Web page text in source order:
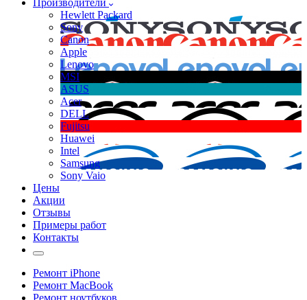
Производители
Hewlett Packard
Sony
Canon
Apple
Lenovo
MSI
ASUS
Acer
DELL
Fujitsu
Huawei
Intel
Samsung
Sony Vaio
Цены
Акции
Отзывы
Примеры работ
Контакты
Ремонт iPhone
Ремонт MacBook
Ремонт ноутбуков